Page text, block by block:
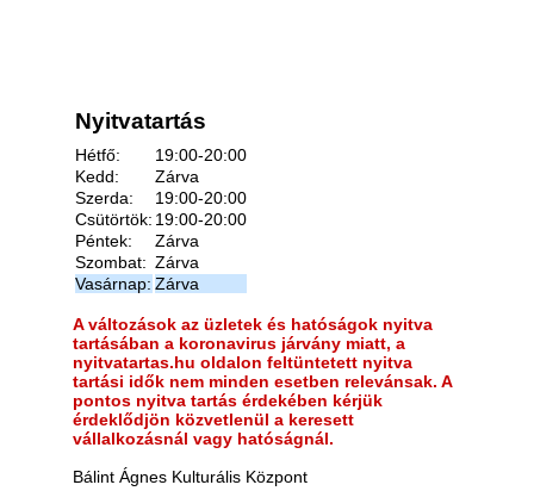
Nyitvatartás
Hétfő:
19:00-20:00
Kedd:
Zárva
Szerda:
19:00-20:00
Csütörtök: 19:00-20:00
Péntek:
Zárva
Szombat: Zárva
Vasárnap: Zárva
A változások az üzletek és hatóságok nyitva
tartásában a koronavirus járvány miatt, a
nyitvatartas.hu oldalon feltüntetett nyitva
tartási idők nem minden esetben relevánsak. A
pontos nyitva tartás érdekében kérjük
érdeklődjön közvetlenül a keresett
vállalkozásnál vagy hatóságnál.
Bálint Ágnes Kulturális Központ